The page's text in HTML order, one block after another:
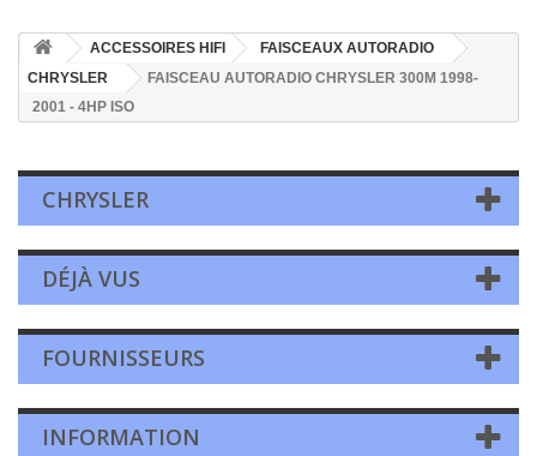
ACCESSOIRES HIFI
FAISCEAUX AUTORADIO
CHRYSLER
FAISCEAU AUTORADIO CHRYSLER 300M 1998-
2001 - 4HP ISO
CHRYSLER
DÉJÀ VUS
FOURNISSEURS
INFORMATION